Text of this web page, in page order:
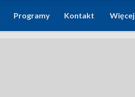
Programy Kontakt Więcej